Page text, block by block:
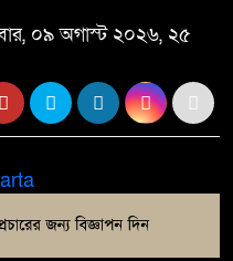
০৯ অগাস্ট ২০২৬, ২৫